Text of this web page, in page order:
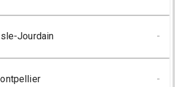
Jourdain -
-